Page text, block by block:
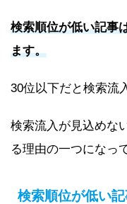
検索順位が低い記事
ます。
30位以下だと検索流
検索流入が見込めな
る理由の一つになっ
検索順位が低い